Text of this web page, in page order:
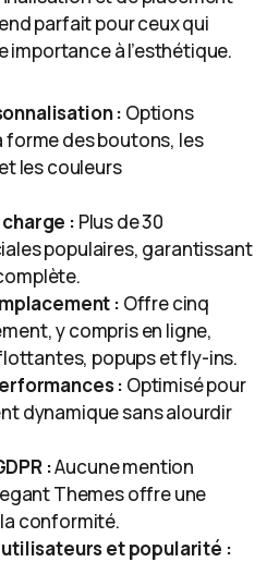
parfait pour ceux qui
à l’esthétique.
: Options
forme des boutons, les
les couleurs
: Plus de 30
populaires, garantissant
: Offre cinq
y compris en ligne,
popups et fly-ins.
: Optimisé pour
dynamique sans alourdir
:Aucune mention
Themes offre une
conformité.
utilisateurs et popularité :